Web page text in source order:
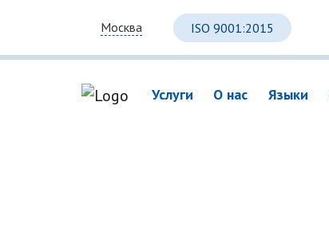
Москва ISO 9001:2015
Услуги О нас Языки